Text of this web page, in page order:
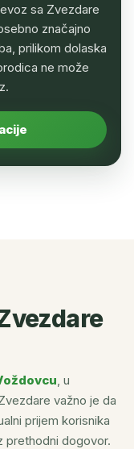
sa Zvezdare
značajno
prilikom dolaska
ne može
, u
važno je da
prijem korisnika
prethodni dogovor.